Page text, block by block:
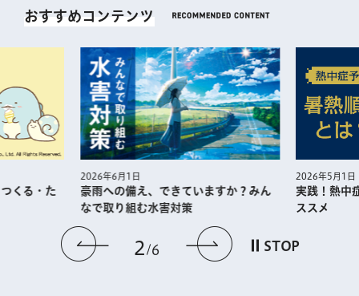
おすすめコンテンツ
前のスライドを表示
2 6 次のスライドを
STOP
くる・た
2026年6月1日
豪雨への備え、できていますか？みん
なで取り組む水害対策
2026年5月1日
実践！熱中
ススメ